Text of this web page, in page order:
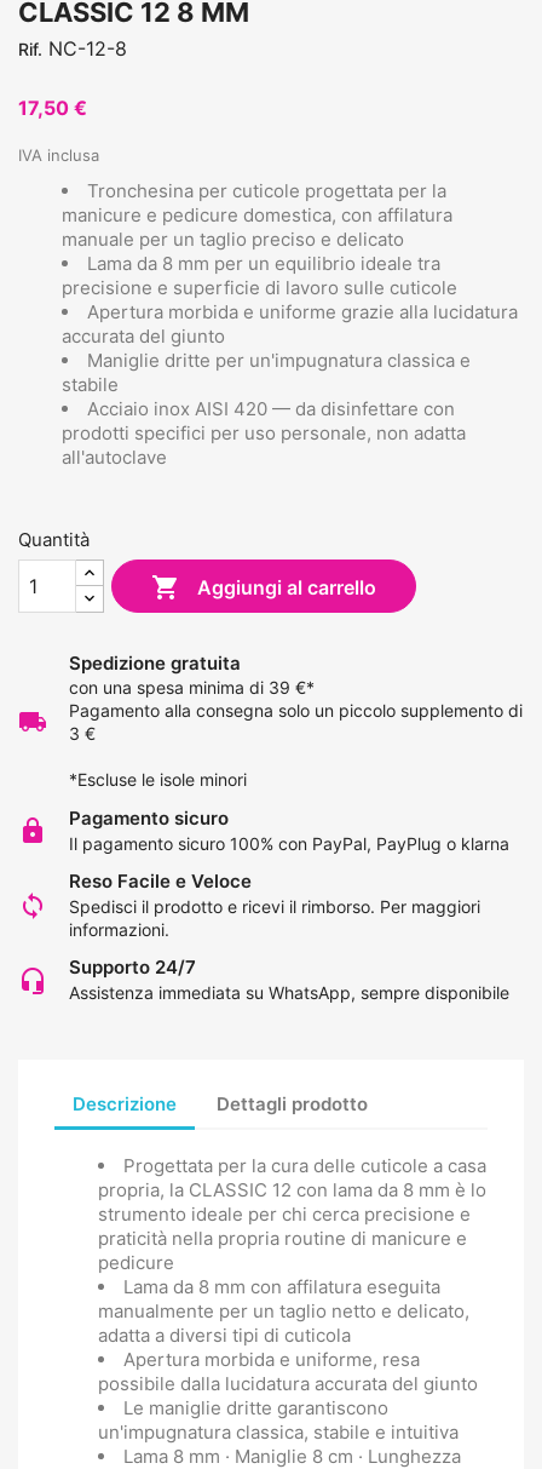
CLASSIC 12 8 MM
Rif. NC-12-8
17,50 €
IVA inclusa
Tronchesina per cuticole progettata per la
manicure e pedicure domestica, con affilatura
manuale per un taglio preciso e delicato
Lama da 8 mm per un equilibrio ideale tra
precisione e superficie di lavoro sulle cuticole
Apertura morbida e uniforme grazie alla lucidatura
accurata del giunto
Maniglie dritte per un'impugnatura classica e
stabile
Acciaio inox AISI 420 — da disinfettare con
prodotti specifici per uso personale, non adatta
all'autoclave
Quantità
 Aggiungi al carrello
local_shipping
Spedizione gratuita
con una spesa minima di 39 €*
Pagamento alla consegna solo un piccolo supplemento di
3 €
*Escluse le isole minori
lock Pagamento sicuro
Il pagamento sicuro 100% con PayPal, PayPlug o klarna
loop
Reso Facile e Veloce
Spedisci il prodotto e ricevi il rimborso. Per maggiori
informazioni.
headset_mic Supporto 24/7
Assistenza immediata su WhatsApp, sempre disponibile
Descrizione Dettagli prodotto
Progettata per la cura delle cuticole a casa
propria, la CLASSIC 12 con lama da 8 mm è lo
strumento ideale per chi cerca precisione e
praticità nella propria routine di manicure e
pedicure
Lama da 8 mm con affilatura eseguita
manualmente per un taglio netto e delicato,
adatta a diversi tipi di cuticola
Apertura morbida e uniforme, resa
possibile dalla lucidatura accurata del giunto
Le maniglie dritte garantiscono
un'impugnatura classica, stabile e intuitiva
Lama 8 mm · Maniglie 8 cm · Lunghezza